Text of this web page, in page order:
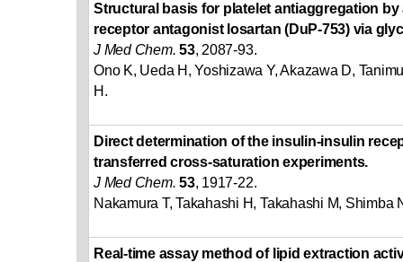
Structural basis for platelet antiaggregation by
receptor antagonist losartan (DuP-753) via
J Med Chem. 53, 2087-93.
Ono K, Ueda H, Yoshizawa Y, Akazawa D,
H.
Direct determination of the insulin-insulin
transferred cross-saturation experiments.
J Med Chem. 53, 1917-22.
Nakamura T, Takahashi H, Takahashi M, Shimba
Real-time assay method of lipid extraction